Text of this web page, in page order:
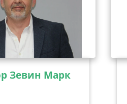
Зевин Марк